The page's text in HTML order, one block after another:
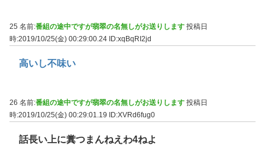
25 名前:番組の途中ですが翡翠の名無しがお送りします 投稿日
時:2019/10/25(金) 00:29:00.24 ID:xqBqRI2jd
高いし不味い
26 名前:番組の途中ですが翡翠の名無しがお送りします 投稿日
時:2019/10/25(金) 00:29:01.19
ID:XVRd6fug0
話長い上に糞つまんねえわ4ねよ